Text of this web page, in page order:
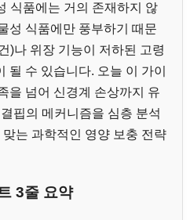
식품에는 거의 존재하지 않
성 식품에만 풍부하기 때문
)나 위장 기능이 저하된 고령
될 수 있습니다. 오늘 이 가이
을 넘어 신경계 손상까지 유
핍의 메커니즘을 심층 분석
는 과학적인 영양 보충 전략
3줄 요약